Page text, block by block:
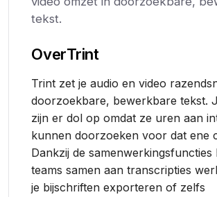
tekst.
OverTrint
Trint zet je audio en video
doorzoekbare, bewerkbare tekst.
zijn er dol op omdat ze uren aan
kunnen doorzoeken voor dat ene
Dankzij de samenwerkingsfuncties
teams samen aan transcripties
je bijschriften exporteren of zelfs